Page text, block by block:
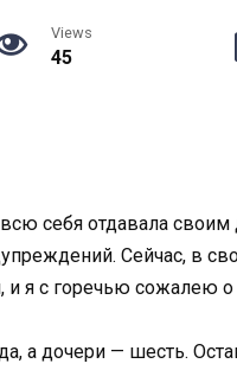
Views
45
себя отдавала
Сейчас, в
и я с горечью
а дочери — шесть.